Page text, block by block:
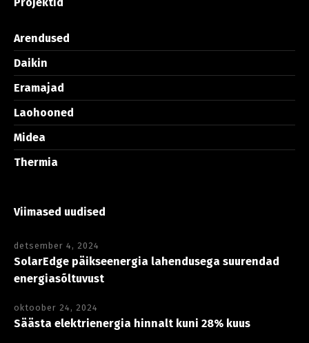
Arendused
Daikin
Eramajad
Laohooned
Midea
Thermia
Viimased uudised
detsember 4, 2024
SolarEdge päikseenergia lahendusega suurendad
energiasõltuvust
oktoober 24, 2024
Säästa elektrienergia hinnalt kuni 28% kuus